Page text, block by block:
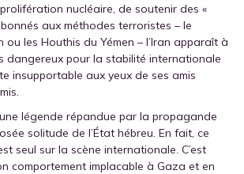
nucléaire, de soutenir des «
aux méthodes terroristes – le
ou les Houthis du Yémen – l’Iran apparaît à
dangereux pour la stabilité internationale
insupportable aux yeux de ses amis
légende répandue par la propagande
solitude de l’État hébreu. En fait, ce
seul sur la scène internationale. C’est
comportement implacable à Gaza et en